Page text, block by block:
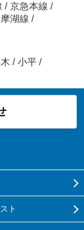
/ 京急本線 /
湖線 /
/ 小平 /
ト